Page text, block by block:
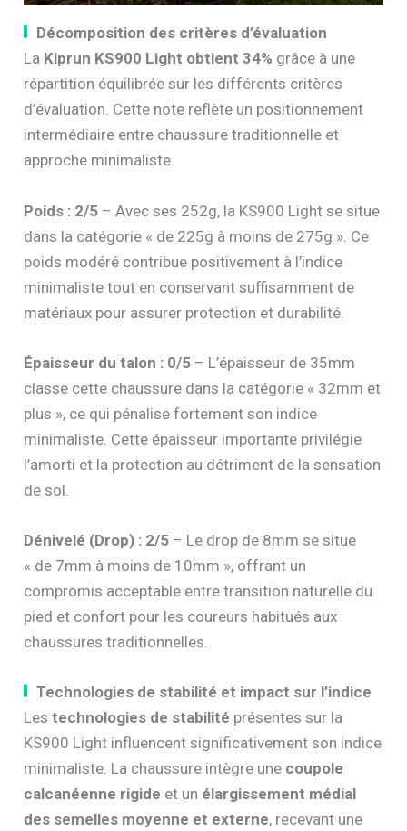
Décomposition des critères d’évaluation
La Kiprun KS900 Light obtient 34% grâce à une
répartition équilibrée sur les différents critères
d’évaluation. Cette note reflète un positionnement
intermédiaire entre chaussure traditionnelle et
approche minimaliste.
Poids : 2/5 – Avec ses 252g, la KS900 Light se situe
dans la catégorie « de 225g à moins de 275g ». Ce
poids modéré contribue positivement à l’indice
minimaliste tout en conservant suffisamment de
matériaux pour assurer protection et durabilité.
Épaisseur du talon : 0/5 – L’épaisseur de 35mm
classe cette chaussure dans la catégorie « 32mm et
plus », ce qui pénalise fortement son indice
minimaliste. Cette épaisseur importante privilégie
l’amorti et la protection au détriment de la sensation
de sol.
Dénivelé (Drop) : 2/5 – Le drop de 8mm se situe
« de 7mm à moins de 10mm », offrant un
compromis acceptable entre transition naturelle du
pied et confort pour les coureurs habitués aux
chaussures traditionnelles.
Technologies de stabilité et impact sur l’indice
Lestechnologies de stabilité présentes sur la
KS900 Light influencent significativement son indice
minimaliste. La chaussure intègre une coupole
calcanéenne rigide et un élargissement médial
des semelles moyenne et externe, recevant une